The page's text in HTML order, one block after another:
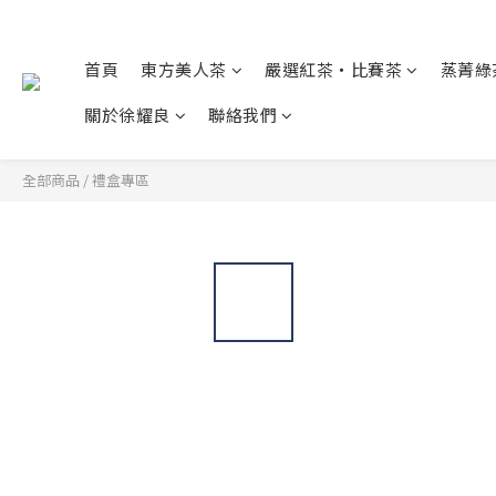
首頁 東方美人茶 嚴選紅茶・比賽茶
蒸菁
關於徐耀良
聯絡我們
全部商品 /禮盒專區